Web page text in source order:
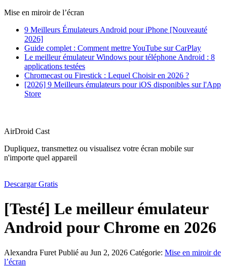
Mise en miroir de l’écran
9 Meilleurs Émulateurs Android pour iPhone [Nouveauté
2026]
Guide complet : Comment mettre YouTube sur CarPlay
Le meilleur émulateur Windows pour téléphone Android : 8
applications testées
Chromecast ou Firestick : Lequel Choisir en 2026 ?
[2026] 9 Meilleurs émulateurs pour iOS disponibles sur l'App
Store
AirDroid Cast
Dupliquez, transmettez ou visualisez votre écran mobile sur
n'importe quel appareil
Descargar Gratis
[Testé] Le meilleur émulateur
Android pour Chrome en 2026
Alexandra Furet Publié au Jun 2, 2026 Catégorie: Mise en miroir de
l’écran